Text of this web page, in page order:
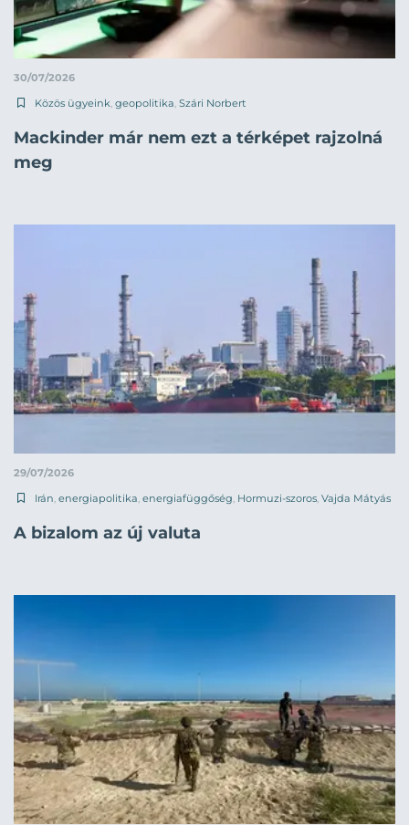
30/07/2026
Közös ügyeink, geopolitika, Szári Norbert
Mackinder már nem ezt a térképet rajzolná
meg
29/07/2026
Irán, energiapolitika, energiafüggőség, Hormuzi-szoros, Vajda Mátyás
A bizalom az új valuta